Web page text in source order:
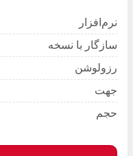
نرم‌افزار
سازگار با نسخه
رزولوشن
جهت
حجم